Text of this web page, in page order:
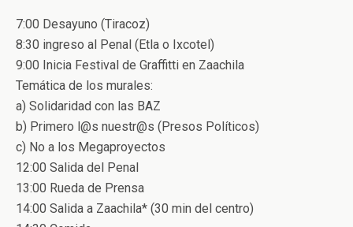
7:00 Desayuno (Tiracoz)
8:30 ingreso al Penal (Etla o Ixcotel)
9:00 Inicia Festival de Graffitti en Zaachila
Temática de los murales:
a) Solidaridad con las BAZ
b) Primero l@s nuestr@s (Presos Políticos)
c) No a los Megaproyectos
12:00 Salida del Penal
13:00 Rueda de Prensa
14:00 Salida a Zaachila* (30 min del centro)